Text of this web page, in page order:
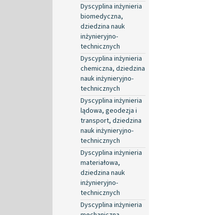
Dyscyplina inżynieria
biomedyczna,
dziedzina nauk
inżynieryjno-
technicznych
Dyscyplina inżynieria
chemiczna, dziedzina
nauk inżynieryjno-
technicznych
Dyscyplina inżynieria
lądowa, geodezja i
transport, dziedzina
nauk inżynieryjno-
technicznych
Dyscyplina inżynieria
materiałowa,
dziedzina nauk
inżynieryjno-
technicznych
Dyscyplina inżynieria